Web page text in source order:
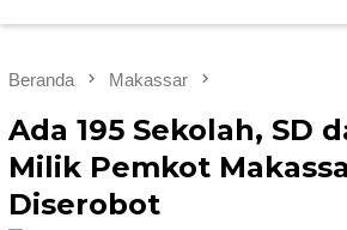
Beranda Makassar
Ada 195 Sekolah, SD
Milik Pemkot
Diserobot